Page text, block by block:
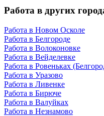
Работа в других
Работа в Новом Осколе
Работа в Белгороде
Работа в Волоконовке
Работа в Вейделевке
Работа в Ровеньках
Работа в Уразово
Работа в Ливенке
Работа в Бирюче
Работа в Валуйках
Работа в Незнамово